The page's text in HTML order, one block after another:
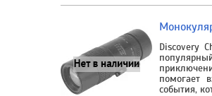
Discovery
помогает
события,